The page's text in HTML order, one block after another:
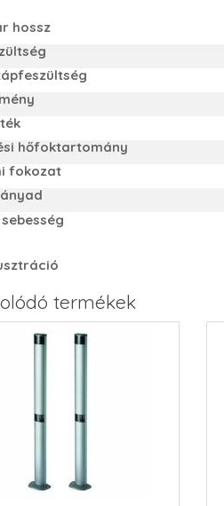
hossz
hőfoktartomány
fokozat
termékek